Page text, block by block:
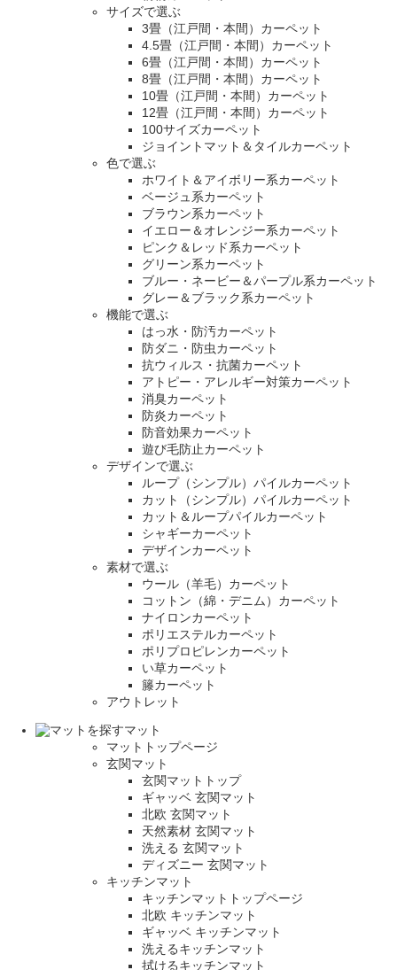
サイズで選ぶ
3畳（江戸間・本間）カーペット
4.5畳（江戸間・本間）カーペット
6畳（江戸間・本間）カーペット
8畳（江戸間・本間）カーペット
10畳（江戸間・本間）カーペット
12畳（江戸間・本間）カーペット
100サイズカーペット
ジョイントマット＆タイルカーペット
色で選ぶ
ホワイト＆アイボリー系カーペット
ベージュ系カーペット
ブラウン系カーペット
イエロー＆オレンジー系カーペット
ピンク＆レッド系カーペット
グリーン系カーペット
ブルー・ネービー＆パープル系カーペット
グレー＆ブラック系カーペット
機能で選ぶ
はっ水・防汚カーペット
防ダニ・防虫カーペット
抗ウィルス・抗菌カーペット
アトピー・アレルギー対策カーペット
消臭カーペット
防炎カーペット
防音効果カーペット
遊び毛防止カーペット
デザインで選ぶ
ループ（シンプル）パイルカーペット
カット（シンプル）パイルカーペット
カット＆ループパイルカーペット
シャギーカーペット
デザインカーペット
素材で選ぶ
ウール（羊毛）カーペット
コットン（綿・デニム）カーペット
ナイロンカーペット
ポリエステルカーペット
ポリプロピレンカーペット
い草カーペット
籐カーペット
アウトレット
マット
マットトップページ
玄関マット
玄関マットトップ
ギャッベ 玄関マット
北欧 玄関マット
天然素材 玄関マット
洗える 玄関マット
ディズニー 玄関マット
キッチンマット
キッチンマットトップページ
北欧 キッチンマット
ギャッベ キッチンマット
洗えるキッチンマット
拭けるキッチンマット